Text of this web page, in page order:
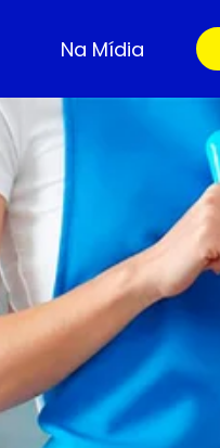
Na Mídia